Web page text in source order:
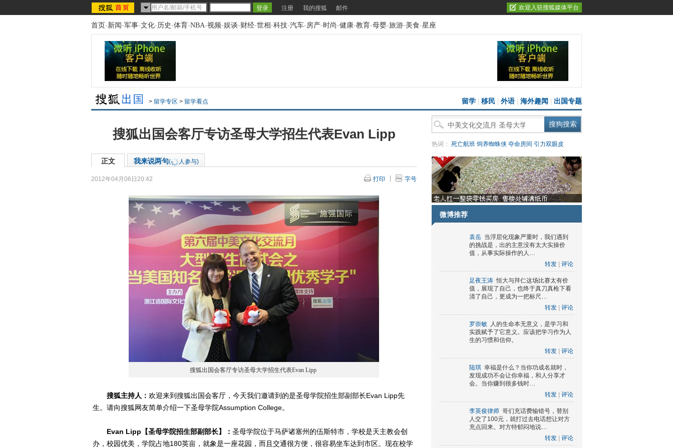
注册 我的搜狐 邮件 欢迎入驻搜狐媒体平台
首页-新闻-军事-文化-历史-体育-NBA-视频-娱谈-财经-世相-科技-汽车-房产-时尚-健康-教育-母婴-旅游-美食-星座
> 留学专区 > 留学看点 留学 移民 外语| 海外趣闻 出国专题
搜狐出国会客厅专访圣母大学招生代表Evan Lipp
正文 我来说两句( 人参与)
2012年04月06日20:42 打印 字号
搜狐出国会客厅专访圣母大学招生代表Evan Lipp
搜狐主持人： 欢迎来到搜狐出国会客厅，今天我们邀请到的是圣母学院招生部副部长Evan Lipp先
生。请向搜狐网友简单介绍一下圣母学院Assumption College。
Evan Lipp【圣母学院招生部副部长】： 圣母学院位于马萨诸塞州的伍斯特市，学校是天主教会创
办，校园优美，学院占地180英亩，就象是一座花园，而且交通很方便，很容易坐车达到市区。现在校学
热词： 死亡航班 饲养蜘蛛侠 夺命房间 引力双眼皮
微博推荐
袁岳 当浮层化现象严重时，我们遇到
的挑战是，出的主意没有太大实操价
值，从事实际操作的人…
转发
评论
足夜王涛 恒大与拜仁这场比赛太有价
值，展现了自己，也终于真刀真枪下看
清了自己，更成为一把标尺…
转发
评论
罗崇敏 人的生命本无意义，是学习和
实践赋予了它意义。应该把学习作为人
生的习惯和信仰。
转发
评论
陆琪 幸福是什么？当你功成名就时，
发现成功不会让你幸福，和人分享才
会。当你赚到很多钱时…
转发
评论
李英俊律师 哥们充话费输错号，替别
人交了100元，就打过去电话想让对方
充点回来。对方特郁闷地说…
转发
评论